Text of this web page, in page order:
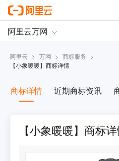
阿里云 > 万网 > 商标服务 >
【小象暖暖】商标详情
商标详情 近期商标资讯
【小象暖暖】商标